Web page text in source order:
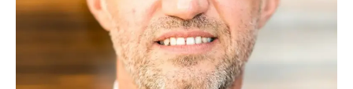
SPORT